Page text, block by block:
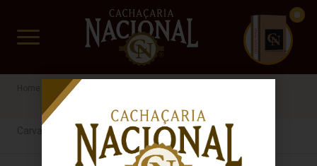
www.cachacarianacional.com.br
CUIDADO FRÁGIL
Cachaça